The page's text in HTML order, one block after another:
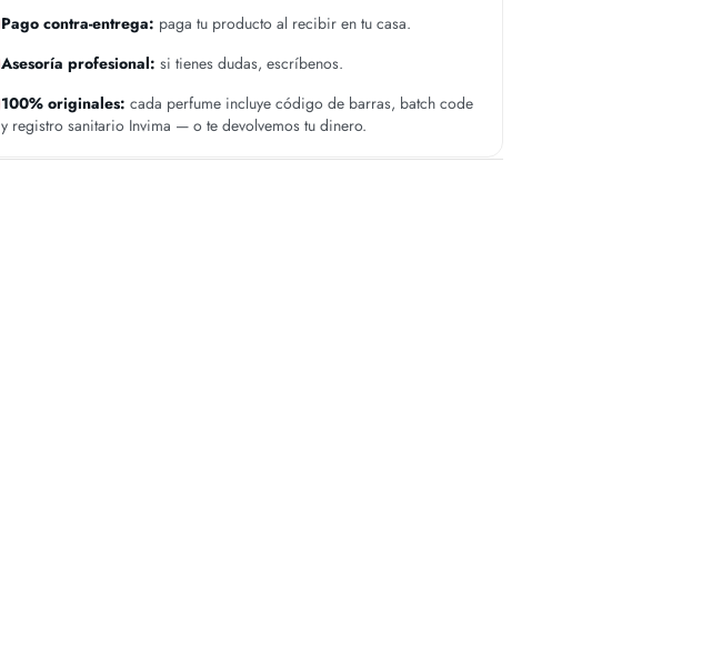
Pago contra-entrega: paga tu producto al recibir en tu casa.
Asesoría profesional: si tienes dudas, escríbenos.
100% originales: cada perfume incluye código de barras, batch code
y registro sanitario Invima — o te devolvemos tu dinero.